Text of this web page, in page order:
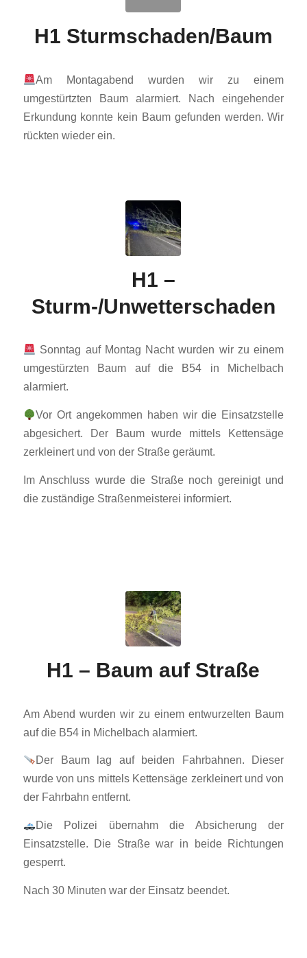
H1 Sturmschaden/Baum
Am Montagabend wurden wir zu einem
umgestürtzten Baum alarmiert. Nach eingehender
Erkundung konnte kein Baum gefunden werden. Wir
rückten wieder ein.
H1 –
Sturm-/Unwetterschaden
Sonntag auf Montag Nacht wurden wir zu einem
umgestürzten Baum auf die B54 in Michelbach
alarmiert.
Vor Ort angekommen haben wir die Einsatzstelle
abgesichert. Der Baum wurde mittels Kettensäge
zerkleinert und von der Straße geräumt.
Im Anschluss wurde die Straße noch gereinigt und
die zuständige Straßenmeisterei informiert.
H1 – Baum auf Straße
Am Abend wurden wir zu einem entwurzelten Baum
auf die B54 in Michelbach alarmiert.
Der Baum lag auf beiden Fahrbahnen. Dieser
wurde von uns mittels Kettensäge zerkleinert und von
der Fahrbahn entfernt.
Die Polizei übernahm die Absicherung der
Einsatzstelle. Die Straße war in beide Richtungen
gesperrt.
Nach 30 Minuten war der Einsatz beendet.